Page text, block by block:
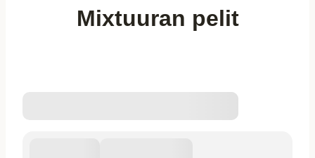
Mixtuuran pelit